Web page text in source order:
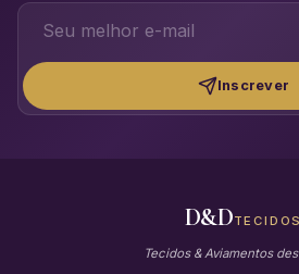
Inscrever
D&DTECIDOS
Tecidos & Aviamentos